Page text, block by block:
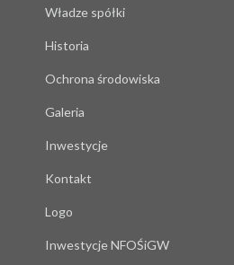
Władze spółki
Historia
Ochrona środowiska
Galeria
Inwestycje
Kontakt
Logo
Inwestycje NFOŚiGW